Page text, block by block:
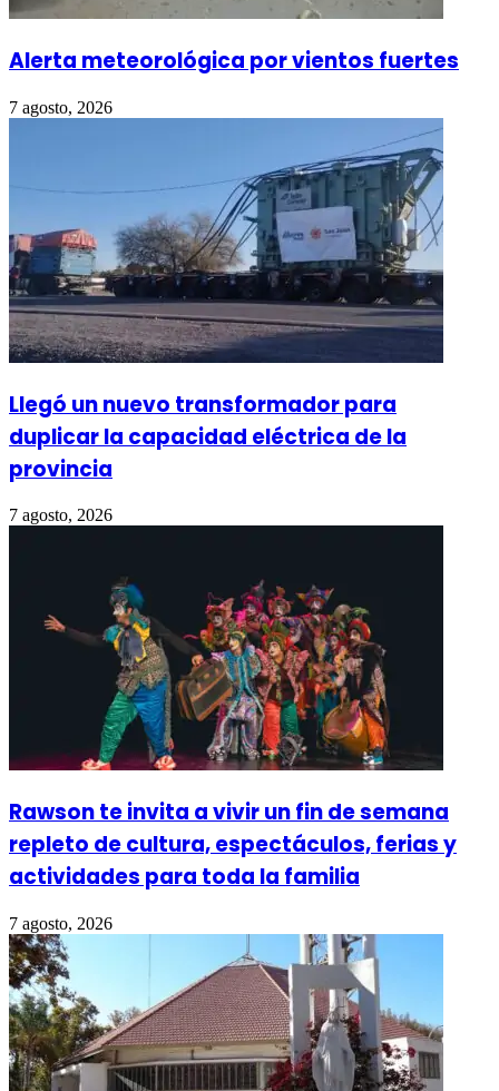
Alerta meteorológica por vientos fuertes
7 agosto, 2026
Llegó un nuevo transformador para
duplicar la capacidad eléctrica de la
provincia
7 agosto, 2026
Rawson te invita a vivir un fin de semana
repleto de cultura, espectáculos, ferias y
actividades para toda la familia
7 agosto, 2026